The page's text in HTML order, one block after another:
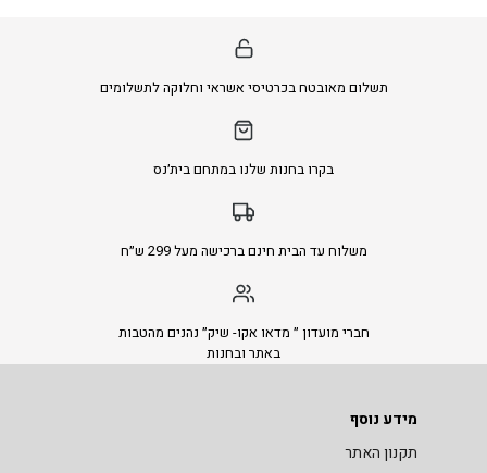
תשלום מאובטח בכרטיסי אשראי וחלוקה לתשלומים
בקרו בחנות שלנו במתחם בית׳נס
משלוח עד הבית חינם ברכישה מעל 299 ש״ח
חברי מועדון ״ מדאו אקו- שיק״ נהנים מהטבות
באתר ובחנות
מידע נוסף
תקנון האתר